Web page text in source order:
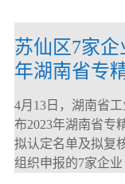
苏仙区7家企
年湖南省专
企业
4月13日，湖南省
布2023年湖南省专
拟认定名单及拟复
组织申报的7家企业